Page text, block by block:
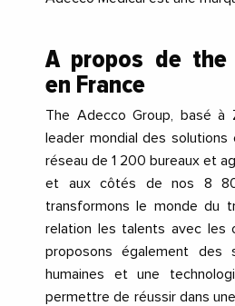
A propos de the
en France
The Adecco Group, basé à
leader mondial des
réseau de 1 200 bureaux et
et aux côtés de nos 8
transformons le monde du
relation les talents avec les
proposons également des
humaines et une
permettre de réussir dans